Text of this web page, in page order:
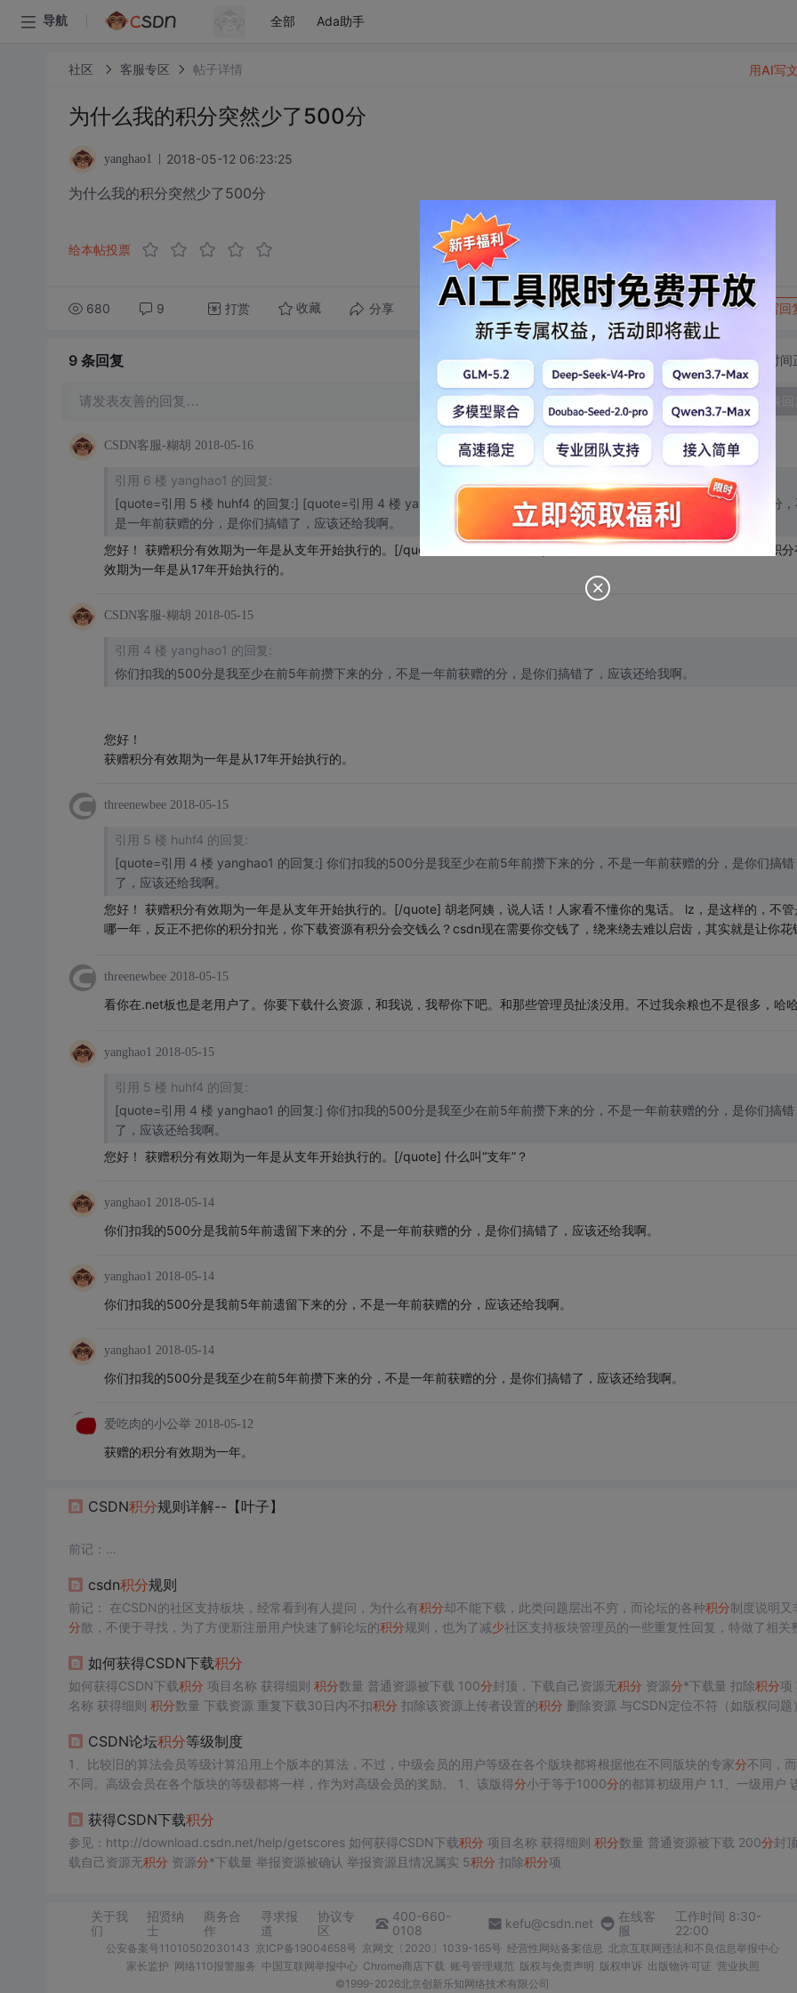
导航 全部 Ada助手
社区 客服专区 帖子详情
为什么我的积分突然少了500分
yanghao1 2018-05-12 06:23:25
为什么我的积分突然少了500分
给本帖投票
680 9 打赏 收藏 分享 转发到动态 举报 写回
用AI写
9 条回复 切换为时间
请发表友善的回复… 发表回
CSDN客服-糊胡 2018-05-16
引用 6 楼 yanghao1 的回复:
[quote=引用 5 楼 huhf4 的回复:] [quote=引用 4 楼 yanghao1 的回复:] 你们扣我的500分是我至少在前5年前攒下来的分，
是一年前获赠的分，是你们搞错了，应该还给我啊。
您好！ 获赠积分有效期为一年是从支年开始执行的。[/quote] 什么叫“支年”？[/quote] 您好！ 不好意思，打错字了。获赠积分
效期为一年是从17年开始执行的。
CSDN客服-糊胡 2018-05-15
引用 4 楼 yanghao1 的回复:
你们扣我的500分是我至少在前5年前攒下来的分，不是一年前获赠的分，是你们搞错了，应该还给我啊。
您好！
获赠积分有效期为一年是从17年开始执行的。
threenewbee 2018-05-15
引用 5 楼 huhf4 的回复:
[quote=引用 4 楼 yanghao1 的回复:] 你们扣我的500分是我至少在前5年前攒下来的分，不是一年前获赠的分，是你们搞错
了，应该还给我啊。
您好！ 获赠积分有效期为一年是从支年开始执行的。[/quote] 胡老阿姨，说人话！人家看不懂你的鬼话。 lz，是这样的，不管
哪一年，反正不把你的积分扣光，你下载资源有积分会交钱么？csdn现在需要你交钱了，绕来绕去难以启齿，其实就是让你花
threenewbee 2018-05-15
看你在.net板也是老用户了。你要下载什么资源，和我说，我帮你下吧。和那些管理员扯淡没用。不过我余粮也不是很多，哈哈
yanghao1 2018-05-15
引用 5 楼 huhf4 的回复:
[quote=引用 4 楼 yanghao1 的回复:] 你们扣我的500分是我至少在前5年前攒下来的分，不是一年前获赠的分，是你们搞错
了，应该还给我啊。
您好！ 获赠积分有效期为一年是从支年开始执行的。[/quote] 什么叫“支年”？
yanghao1 2018-05-14
你们扣我的500分是我前5年前遗留下来的分，不是一年前获赠的分，是你们搞错了，应该还给我啊。
yanghao1 2018-05-14
你们扣我的500分是我前5年前遗留下来的分，不是一年前获赠的分，应该还给我啊。
yanghao1 2018-05-14
你们扣我的500分是我至少在前5年前攒下来的分，不是一年前获赠的分，是你们搞错了，应该还给我啊。
爱吃肉的小公举 2018-05-12
获赠的积分有效期为一年。
CSDN积分规则详解--【叶子】
前记：
不便于寻找，为了方便新注册用户快速了解论坛的
员可以随时修改补充。
1、空间积分
作用：说明该用户在论坛的活跃程度
2、专家分（分 为技术分 和非技术分）
csdn积分规则
前记： 在CSDN的社区支持板块，经常看到有人提问，为什么有积分却不能下载，此类问题层出不穷，而论坛的各种积分制度说明又
分散，不便于寻找，为了方便新注册用户快速了解论坛的积分规则，也为了减少社区支持板块管理员的一些重复性回复，特做了相关
作用：用来
如何获得CSDN下载积分
如何获得CSDN下载积分 项目名称 获得细则 积分 数量 普通资源被下载 100分封顶，下载自己资源无积分 资源分 *下载量 扣除积分项 项目
名称 获得细则 积分 数量 下载资源 重复下载30日内不扣积分 扣除该资源上传者设置的积分
CSDN论坛积分等级制度
1、比较旧的算法会员等级计算沿用上个版本的算法，不过，中级会员的用户等级在各个版块都将根据他在不同版块的专家分不同，
不同。高级会员在各个版块的等级都将一样，作为对高级会员的奖励。 1、该版得分小于等于1000分的都算初级用户 1.1、一级用户
获得CSDN下载积分
参见：http://download.csdn.net/help/getscores 如何获得CSDN下载积分 项目名称 获得细则 积分 数量 普通资源被下载 200分封
载自己资源无积分 资源分 *下载量 举报资源被确认 举报资源且情况属实 5积分 扣除积分项
关于我
们
招贤纳
士
商务合
作
寻求报
道
协议专
区
400-660-
0108
kefu@csdn.net
在线客
服
工作时间 8:30-
22:00
公安备案号11010502030143 京ICP备19004658号 京网文〔2020〕1039-165号 经营性网站备案信息 北京互联网违法和不良信息举报中心
家长监护 网络110报警服务 中国互联网举报中心 Chrome商店下载 账号管理规范 版权与免责声明 版权申诉 出版物许可证 营业执照
©1999-2026北京创新乐知网络技术有限公司